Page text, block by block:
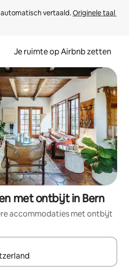
vertaald. Originele taal
Je ruimte op Airbnb zetten
met ontbijt in Bern
accommodaties met ontbijt
beschikbaar zijn, maak je een keuze